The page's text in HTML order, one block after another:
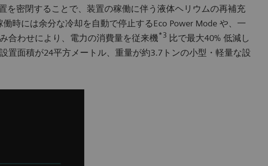
を密閉することで、装置の稼働に伴う液体ヘリウムの再補充
時には余分な冷却を自動で停止するEco Power Mode や、一
合わせにより、電力の消費量を従来機*3 比で最大40% 低減し
置面積が24平方メートル、重量が約3.7トンの小型・軽量な設